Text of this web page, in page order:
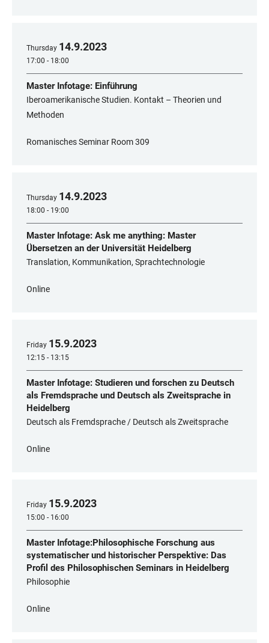
Thursday 14.9.2023
17:00 - 18:00
Master Infotage: Einführung
Iberoamerikanische Studien. Kontakt – Theorien und
Methoden
Romanisches Seminar Room 309
Thursday 14.9.2023
18:00 - 19:00
Master Infotage: Ask me anything: Master
Übersetzen an der Universität Heidelberg
Translation, Kommunikation, Sprachtechnologie
Online
Friday 15.9.2023
12:15 - 13:15
Master Infotage: Studieren und forschen zu Deutsch
als Fremdsprache und Deutsch als Zweitsprache in
Heidelberg
Deutsch als Fremdsprache / Deutsch als Zweitsprache
Online
Friday 15.9.2023
15:00 - 16:00
Master Infotage:Philosophische Forschung aus
systematischer und historischer Perspektive: Das
Profil des Philosophischen Seminars in Heidelberg
Philosophie
Online